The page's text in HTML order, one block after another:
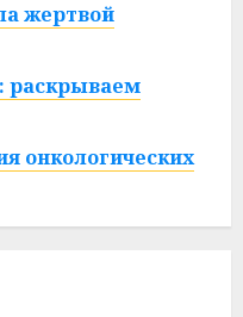
жертвой
раскрываем
онкологических